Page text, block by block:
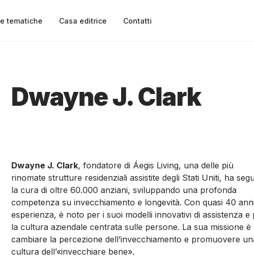
tematiche Casa editrice Contatti
Dwayne J. Clark
Dwayne J. Clark, fondatore di Áegis Living, una delle più
rinomate strutture residenziali assistite degli Stati Uniti, ha
la cura di oltre 60.000 anziani, sviluppando una profonda
competenza su invecchiamento e longevità. Con quasi 40
esperienza, è noto per i suoi modelli innovativi di assistenza e
la cultura aziendale centrata sulle persone. La sua missione è
cambiare la percezione dell’invecchiamento e promuovere
cultura dell’«invecchiare bene».